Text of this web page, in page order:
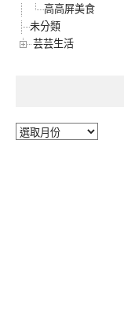
高高屏美食
未分類
芸芸生活
彙